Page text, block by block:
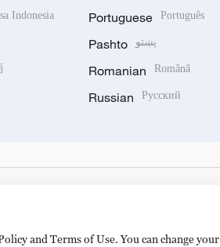
Indonesia Portuguese Português
Pashto پښتو
Romanian Română
Russian Русский
and Terms of Use. You can change your